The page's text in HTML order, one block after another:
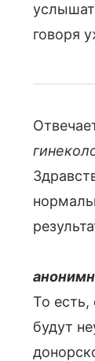
говоря
То есть,
будут